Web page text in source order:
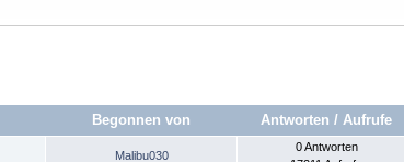
Begonnen von Antworten / Aufrufe
Malibu030
0 Antworten